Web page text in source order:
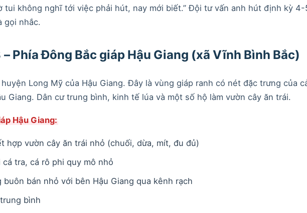
tui không nghĩ tới việc phải hút, nay mới biết.” Đội tư vấn anh hút định kỳ 4-
gọi nhắc.
Phía Đông Bắc giáp Hậu Giang (xã Vĩnh Bình Bắc)
Long Mỹ của Hậu Giang. Đây là vùng giáp ranh có nét đặc trưng của
Giang. Dân cư trung bình, kinh tế lúa và một số hộ làm vườn cây ăn trái.
Hậu Giang:
hợp vườn cây ăn trái nhỏ (chuối, dừa, mít, đu đủ)
tra, cá rô phi quy mô nhỏ
buôn bán nhỏ với bên Hậu Giang qua kênh rạch
bình